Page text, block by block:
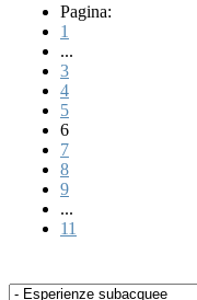
Pagina:
1
...
3
4
5
6
7
8
9
...
11